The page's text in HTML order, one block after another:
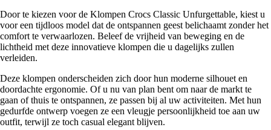
Door te kiezen voor de Klompen Crocs Classic Unfurgettable, kiest u
voor een tijdloos model dat de ontspannen geest belichaamt zonder het
comfort te verwaarlozen. Beleef de vrijheid van beweging en de
lichtheid met deze innovatieve klompen die u dagelijks zullen
verleiden.
Deze klompen onderscheiden zich door hun moderne silhouet en
doordachte ergonomie. Of u nu van plan bent om naar de markt te
gaan of thuis te ontspannen, ze passen bij al uw activiteiten. Met hun
gedurfde ontwerp voegen ze een vleugje persoonlijkheid toe aan uw
outfit, terwijl ze toch casual elegant blijven.